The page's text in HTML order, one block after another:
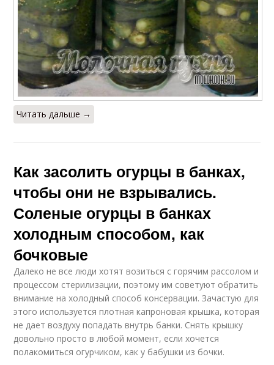
Читать дальше →
Как засолить огурцы в банках,
чтобы они не взрывались.
Соленые огурцы в банках
холодным способом, как
бочковые
Далеко не все люди хотят возиться с горячим рассолом и
процессом стерилизации, поэтому им советуют обратить
внимание на холодный способ консервации. Зачастую для
этого используется плотная капроновая крышка, которая
не дает воздуху попадать внутрь банки. Снять крышку
довольно просто в любой момент, если хочется
полакомиться огурчиком, как у бабушки из бочки.